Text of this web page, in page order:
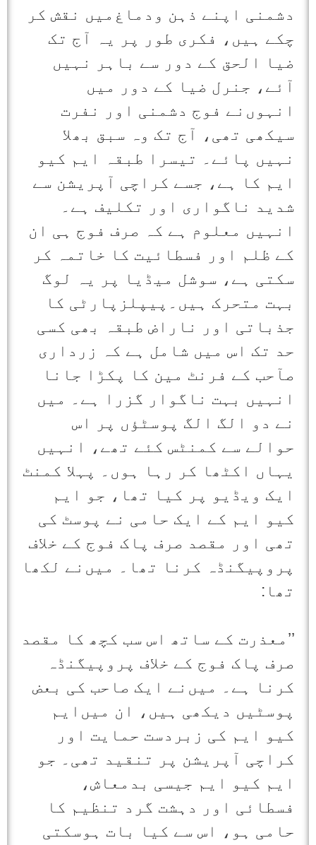
دشمنی اپنے ذہن ودماغ‌میں نقش کر
چکے ہیں، فکری طور پر یہ آج تک
ضیا الحق کے دور سے باہر نہیں
آئے، جنرل ضیا کے دور میں
انہوں‌نے فوج دشمنی اور نفرت
سیکھی تھی، آج تک وہ سبق بھلا
نہیں پائے۔ تیسرا طبقہ ایم کیو
ایم کا ہے، جسے کراچی آپریشن سے
شدید ناگواری اور تکلیف ہے۔
انہیں معلوم ہے کہ صرف فوج ہی ان
کے ظلم اور فسطائیت کا خاتمہ کر
سکتی ہے، سوشل میڈیا پر یہ لوگ
بہت متحرک ہیں۔پیپلزپارٹی کا
جذباتی اور ناراض طبقہ بھی کسی
حد تک اس میں شامل ہے کہ زرداری
صآحب کے فرنٹ مین کا پکڑا جانا
انہیں بہت ناگوار گزرا ہے۔ میں
نے دو الگ الگ پوسٹؤں پر اس
حوالے سے کمنٹس کئے تھے، انہیں
یہاں اکٹھا کر رہا ہوں۔ پہلا کمنٹ
ایک ویڈیو پر کیا تھا، جو ایم
کیو ایم کے ایک حامی نے پوسٹ کی
تھی اور مقصد صرف پاک فوج کے خلاف
پروپیگنڈہ کرنا تھا۔ میں‌نے لکھا
تھا:
’’معذرت کے ساتھ اس سب کچھ کا مقصد
صرف پاک فوج کے خلاف پروپیگنڈہ
کرنا ہے۔ میں‌نے ایک صاحب کی بعض
پوسٹیں دیکھی ہیں، ان میں‌ایم
کیو ایم کی زبردست حمایت اور
کراچی آپریشن پر تنقید تھی۔ جو
ایم کیو ایم جیسی بدمعاش،
فسطائی اور دہشت گرد تنظیم کا
حامی ہو، اس سے کیا بات ہوسکتی